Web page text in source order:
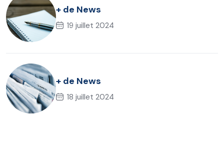
+ de News
19 juillet 2024
+ de News
18 juillet 2024